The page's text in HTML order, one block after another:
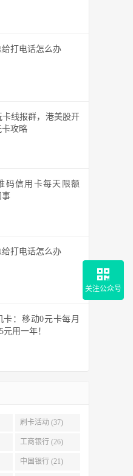
给打电话怎么办
卡线报群，港美股开
卡攻略
码信用卡每天限额
事
给打电话怎么办
卡：移动0元卡每月
元用一年！
刷卡活动 (37)
工商银行 (26)
中国银行 (21)
关注公众号